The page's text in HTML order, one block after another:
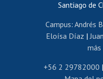
Certificado
Editar
Revalidación y
Santiago de
Campus: Andrés
Eloísa Díaz |
+56 2 29782000 |